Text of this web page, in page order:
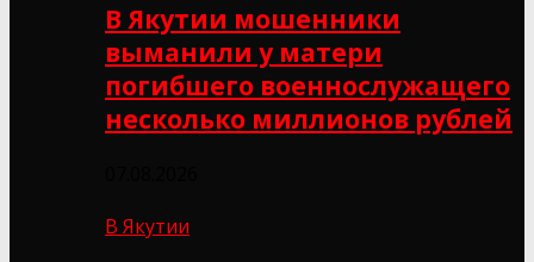
В Якутии мошенники
выманили у матери
погибшего военнослужащего
несколько миллионов рублей
В Якутии